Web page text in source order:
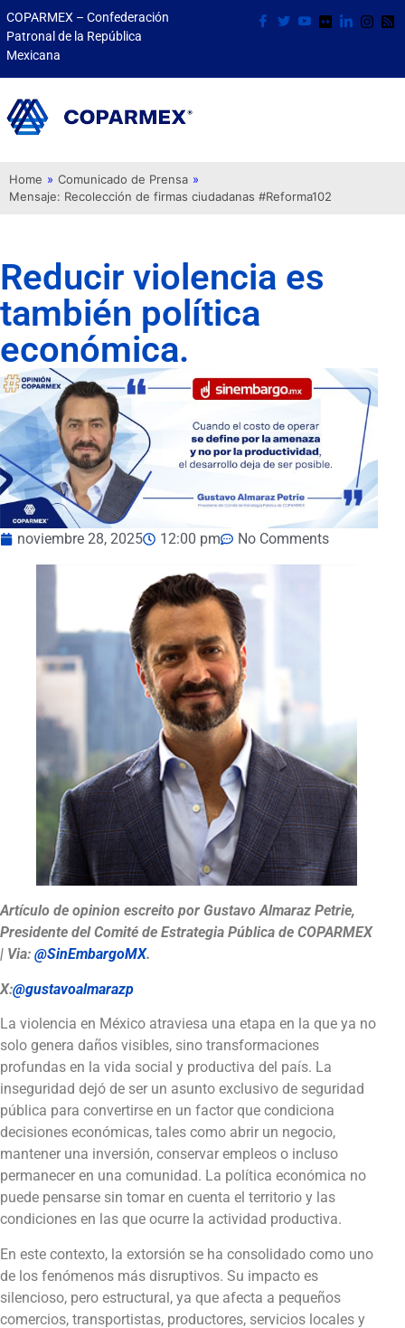
COPARMEX – Confederación
Patronal de la República
Mexicana
Home » Comunicado de Prensa »
Mensaje: Recolección de firmas ciudadanas #Reforma102
Reducir violencia es
también política
económica.
noviembre 28, 2025 12:00 pm No Comments
Artículo de opinion escreito por Gustavo Almaraz Petrie,
Presidente del Comité de Estrategia Pública de COPARMEX
| Via: @SinEmbargoMX.
X:@gustavoalmarazp
La violencia en México atraviesa una etapa en la que ya no
solo genera daños visibles, sino transformaciones
profundas en la vida social y productiva del país. La
inseguridad dejó de ser un asunto exclusivo de seguridad
pública para convertirse en un factor que condiciona
decisiones económicas, tales como abrir un negocio,
mantener una inversión, conservar empleos o incluso
permanecer en una comunidad. La política económica no
puede pensarse sin tomar en cuenta el territorio y las
condiciones en las que ocurre la actividad productiva.
En este contexto, la extorsión se ha consolidado como uno
de los fenómenos más disruptivos. Su impacto es
silencioso, pero estructural, ya que afecta a pequeños
comercios, transportistas, productores, servicios locales y